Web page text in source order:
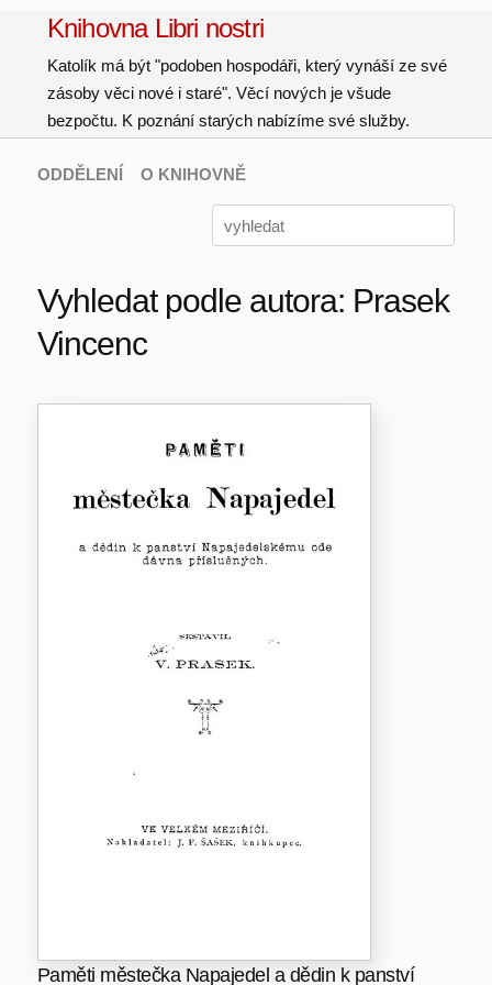
Knihovna Libri nostri
Katolík má být "podoben hospodáři, který vynáší ze své
zásoby věci nové i staré". Věcí nových je všude
bezpočtu. K poznání starých nabízíme své služby.
ODDĚLENÍ O KNIHOVNĚ
Vyhledat podle autora: Prasek
Vincenc
Paměti městečka Napajedel a dědin k panství